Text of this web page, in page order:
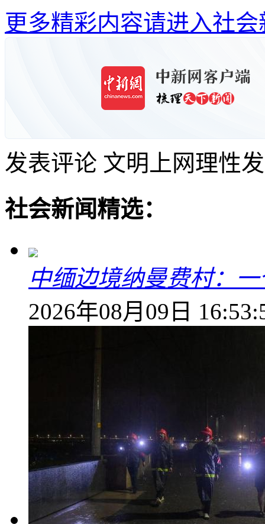
更多精彩内容请进入社会
发表评论 文明上网理性
社会新闻精选：
中缅边境纳曼费村：
2026年08月09日